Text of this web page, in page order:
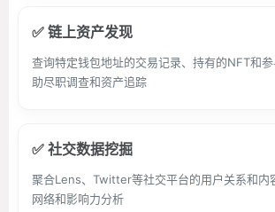
✅ 链上资产发现
查询特定钱包地址的交易记录、持有的NFT和
助尽职调查和资产追踪
✅ 社交数据挖掘
聚合Lens、Twitter等社交平台的用户关系和内
网络和影响力分析